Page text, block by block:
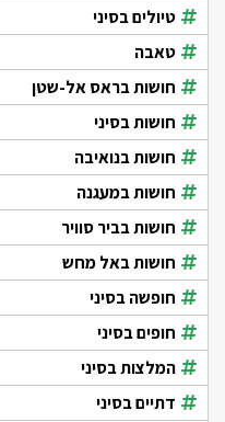
טיולים בסיני
טאבה
חושות בראס אל-שטן
חושות בסיני
חושות בנואיבה
חושות במעגנה
חושות בביר סוויר
חושות באל מחש
חופשה בסיני
חופים בסיני
המלצות בסיני
דתיים בסיני